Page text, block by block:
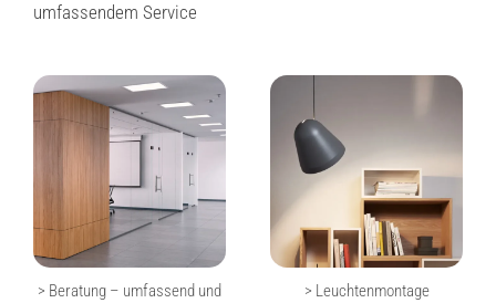
umfassendem Service
> Beratung – umfassend und
> Leuchtenmontage